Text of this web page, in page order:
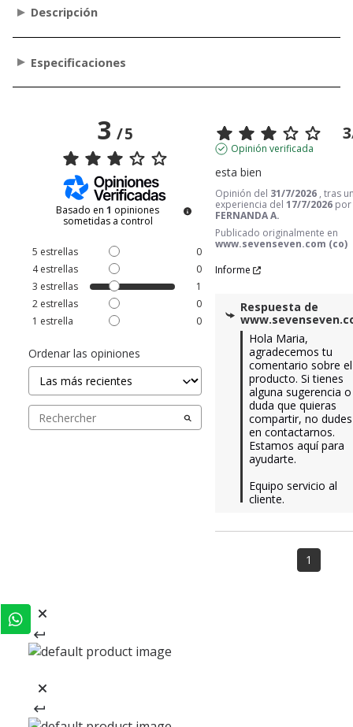
Descripción
Especificaciones
3/5
Basado en1 opiniones
sometidas a control
5 estrellas
0
4estrellas
0
3 estrellas
1
2 estrellas
0
1 estrella 0
Ordenar las opiniones
3
Opinión verificada
esta bien
Opinión del 31/7/2026 , tras
experiencia del17/7/2026
FERNANDA A.
Publicado originalmente en
www.sevenseven.com (co)
Informe
Respuesta de
Hola Maria,
agradecemos tu
comentario sobre el
producto. Si tienes
alguna sugerencia o
duda que quieras
compartir, no dudes
en contactarnos.
Estamos aquí para
ayudarte.
Equipo servicio al
cliente.
1